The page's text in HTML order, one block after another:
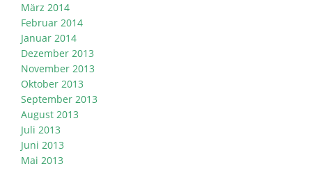
März 2014
Februar 2014
Januar 2014
Dezember 2013
November 2013
Oktober 2013
September 2013
August 2013
Juli 2013
Juni 2013
Mai 2013